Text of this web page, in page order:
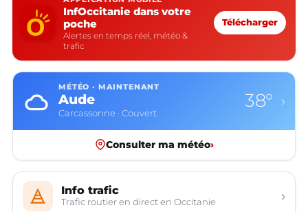
InfOccitanie dans votre
poche
Alertes en temps réel, météo &
trafic
Télécharger
MÉTÉO · MAINTENANT
Aude
Carcassonne · Couvert
38° ›
Consulter ma météo›
Info trafic
Trafic routier en direct en Occitanie ›